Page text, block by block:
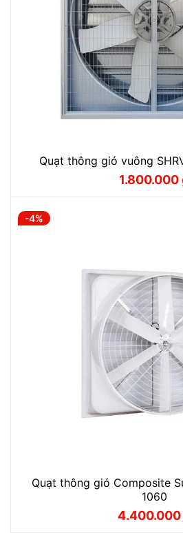
Quạt thông gió vuông
Giá
1.800.000
Giá
-4%
Quạt thông gió Composite
1060
Giá
4.400.000
Giá